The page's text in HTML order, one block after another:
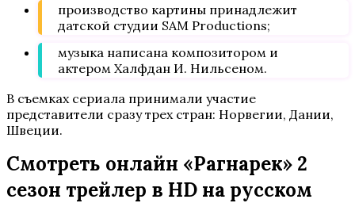
производство картины принадлежит
датской студии SAM Productions;
музыка написана композитором и
актером Халфдан И. Нильсеном.
В съемках сериала принимали участие
представители сразу трех стран: Норвегии, Дании,
Швеции.
Смотреть онлайн «Рагнарек» 2
сезон трейлер в HD на русском